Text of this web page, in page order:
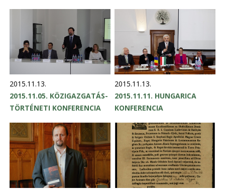
2015.11.13.
2015.11.05. KÖZIGAZGATÁS-
TÖRTÉNETI KONFERENCIA
2015.11.13.
2015.11.11. HUNGARICA
KONFERENCIA